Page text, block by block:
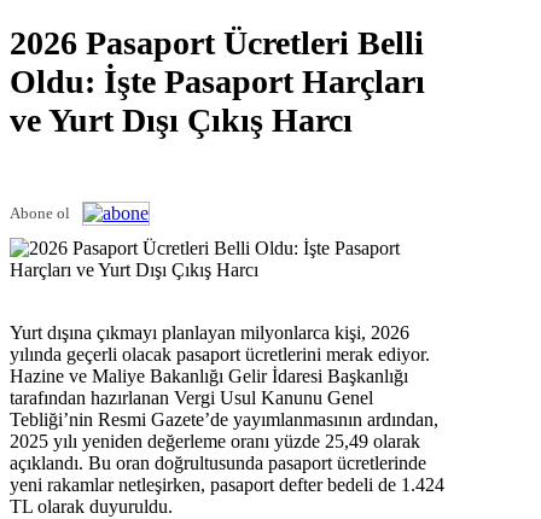
2026 Pasaport Ücretleri Belli
Oldu: İşte Pasaport Harçları
ve Yurt Dışı Çıkış Harcı
Abone ol
Yurt dışına çıkmayı planlayan milyonlarca kişi, 2026
yılında geçerli olacak pasaport ücretlerini merak ediyor.
Hazine ve Maliye Bakanlığı Gelir İdaresi Başkanlığı
tarafından hazırlanan Vergi Usul Kanunu Genel
Tebliği’nin Resmi Gazete’de yayımlanmasının ardından,
2025 yılı yeniden değerleme oranı yüzde 25,49 olarak
açıklandı. Bu oran doğrultusunda pasaport ücretlerinde
yeni rakamlar netleşirken, pasaport defter bedeli de 1.424
TL olarak duyuruldu.